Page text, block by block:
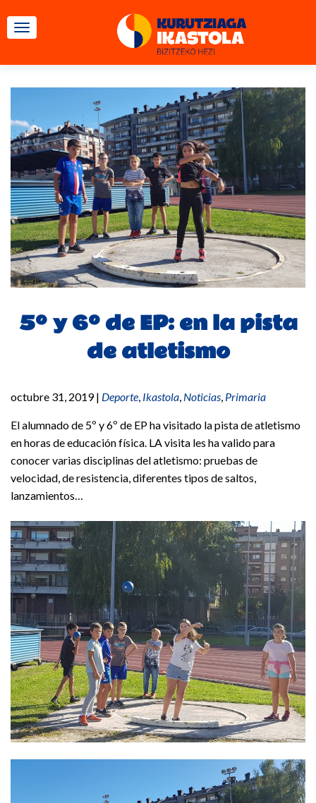
CAMBIAR NAVEGACIÓN
5º y 6º de EP: en la pista
de atletismo
octubre 31, 2019| Deporte, Ikastola, Noticias, Primaria
El alumnado de 5º y 6º de EP ha visitado la pista de atletismo
en horas de educación física. LA visita les ha valido para
conocer varias disciplinas del atletismo: pruebas de
velocidad, de resistencia, diferentes tipos de saltos,
lanzamientos…